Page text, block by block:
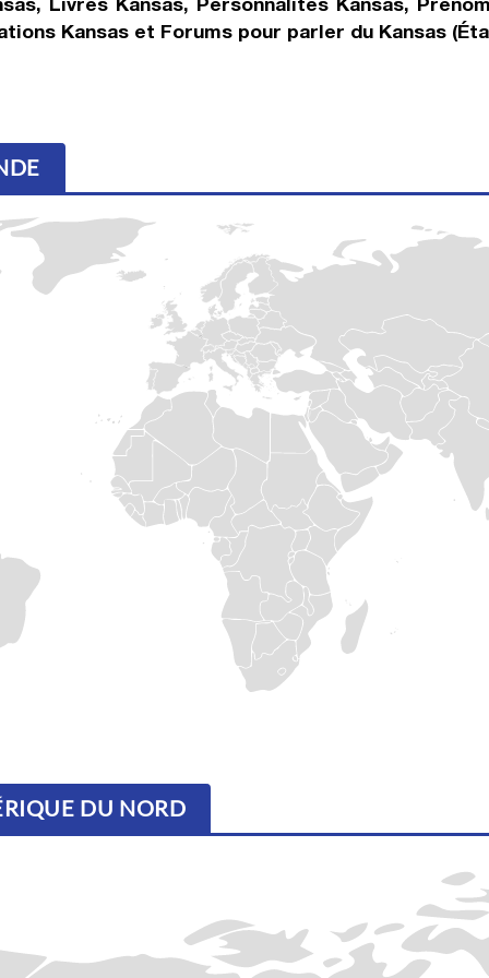
Kansas et Forums pour parler du Kansas
DU NORD